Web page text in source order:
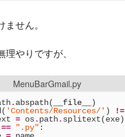
ません。
理やりですが、
MenuBarGmail.py
.abspath( __file__
)
( 'Contents/Resources/' ) !=
= os.path.splitext(exe)
== ".py" :